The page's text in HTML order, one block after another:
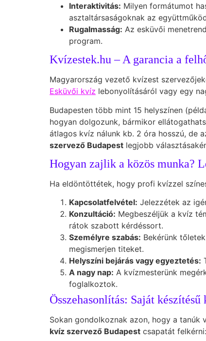
Interaktivitás: Milyen formátumot
asztaltársaságoknak az
Rugalmasság: Az esküvői
program.
Kvízestek.hu – A garancia a
Magyarország vezető kvízest
Esküvői kvíz lebonyolításáról vagy egy
Budapesten több mint 15 helyszínen
hogyan dolgozunk, bármikor
átlagos kvíz nálunk kb. 2 óra hosszú, de
szervező Budapest legjobb
Hogyan zajlik a közös munka?
Ha eldöntöttétek, hogy profi kvízzel
Kapcsolatfelvétel: Jelezzétek az
Konzultáció: Megbeszéljük a kvíz
rátok szabott kérdéssort.
Személyre szabás: Bekérünk
megismerjen titeket.
Helyszíni bejárás vagy egyeztetés:
A nagy nap: A kvízmesterünk
foglalkoztok.
Összehasonlítás: Saját
Sokan gondolkoznak azon, hogy a
kvíz szervező Budapest csapatát felkérni: